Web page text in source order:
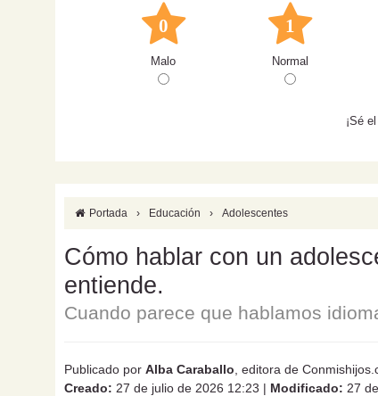
0
Malo
1
Normal
¡Sé
Portada › Educación › Adolescentes
Cómo hablar con un
entiende.
Cuando parece que hablamos
Publicado por Alba Caraballo , editora de
Creado: 27 de julio de 2026 12:23 | Modificado: 27